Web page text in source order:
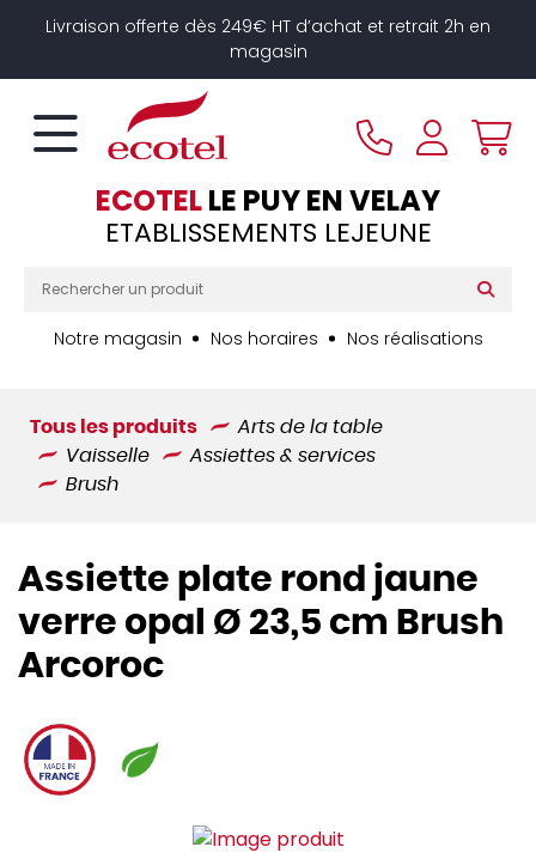
Livraison offerte dès 249€ HT d’achat et retrait 2h en
magasin
ECOTELLE PUY EN VELAY
ETABLISSEMENTS LEJEUNE
Notre magasin Nos horaires Nos réalisations
Tous les produits
Arts de la table
Vaisselle
Assiettes & services
Brush
Assiette plate rond jaune
verre opal Ø 23,5 cm Brush
Arcoroc
Panneau de gestion des cookies